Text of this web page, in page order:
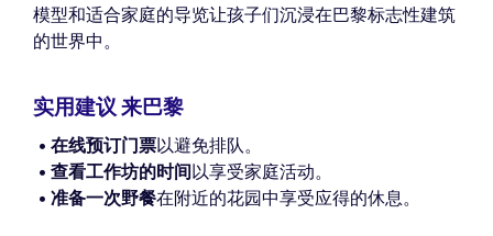
模型和适合家庭的导览让孩子们沉浸在巴黎标志性建筑
的世界中。
实用建议 来巴黎
在线预订门票以避免排队。
查看工作坊的时间以享受家庭活动。
准备一次野餐在附近的花园中享受应得的休息。